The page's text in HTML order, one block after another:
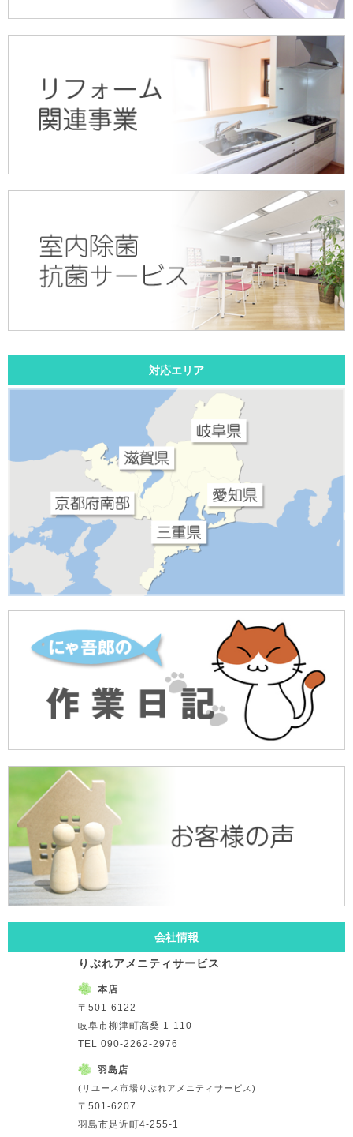
対応エリア
会社情報
りぶれアメニティサービス
本店
〒501-6122
岐阜市柳津町高桑 1-110
TEL 090-2262-2976
羽島店
(リユース市場りぶれアメニティサービス)
〒501-6207
羽島市足近町4-255-1